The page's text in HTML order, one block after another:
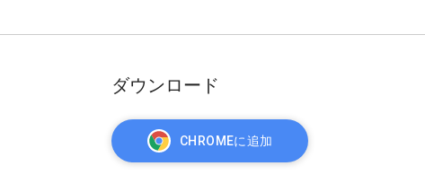
ダウンロード
CHROMEに追加